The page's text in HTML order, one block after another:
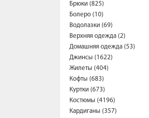
Брюки (825)
Болеро (10)
Водолазки (69)
Верхняя одежда (2)
Домашняя одежда (53)
Джинсы (1622)
Жилеты (404)
Кофты (683)
Куртки (673)
Костюмы (4196)
Кардиганы (357)